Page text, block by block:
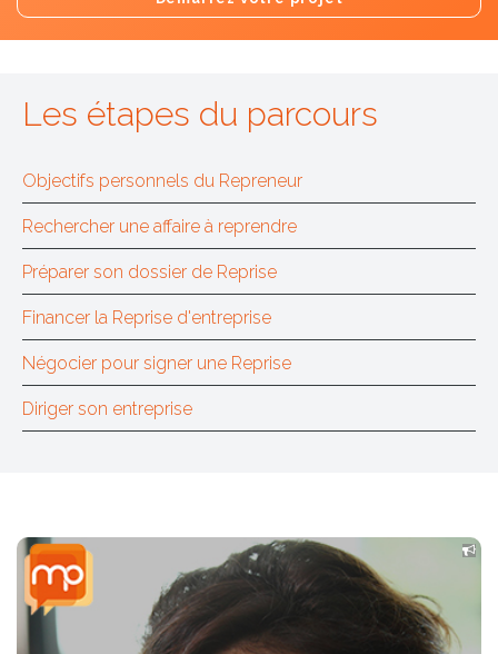
Les étapes du parcours
Objectifs personnels du Repreneur
Rechercher une affaire à reprendre
Préparer son dossier de Reprise
Financer la Reprise d'entreprise
Négocier pour signer une Reprise
Diriger son entreprise